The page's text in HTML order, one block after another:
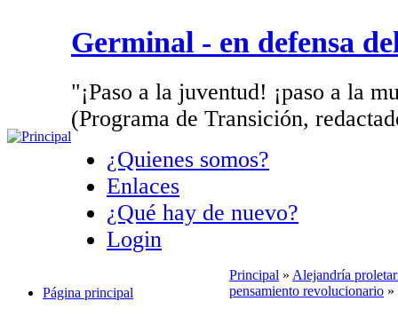
Germinal - en defensa
"¡Paso a la juventud! ¡paso a la
(Programa de Transición,
¿Quienes somos?
Enlaces
¿Qué hay de nuevo?
Login
Página principal
Principal » Alejandría
pensamiento revolucionario »